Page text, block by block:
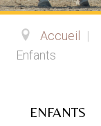
Accueil |
Enfants
ENFANTS